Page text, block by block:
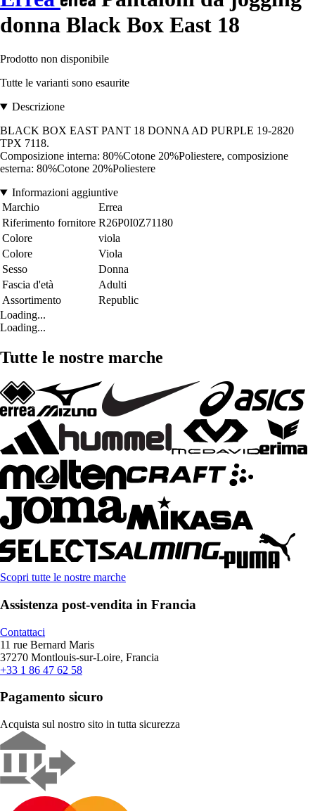
donna Black Box East 18
Prodotto non disponibile
Tutte le varianti sono esaurite
Descrizione
BLACK BOX EAST PANT 18 DONNA AD PURPLE 19-2820
TPX 7118.
Composizione interna: 80%Cotone 20%Poliestere, composizione
esterna: 80%Cotone 20%Poliestere
Informazioni aggiuntive
Marchio
Errea
Riferimento fornitore R26P0I0Z71180
Colore
viola
Colore
Viola
Sesso
Donna
Fascia d'età
Adulti
Assortimento
Republic
Loading...
Loading...
Tutte le nostre marche
Scopri tutte le nostre marche
Assistenza post-vendita in Francia
Contattaci
11 rue Bernard Maris
37270 Montlouis-sur-Loire, Francia
+33 1 86 47 62 58
Pagamento sicuro
Acquista sul nostro sito in tutta sicurezza